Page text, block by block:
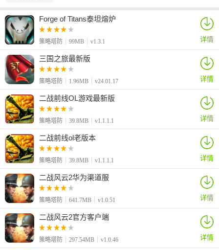
Forge of Titans泰坦熔炉
策略塔防 99MB v1.3.1 详情
三国之旅最新版
策略塔防 1.96MB v24.01.17 详情
二战前线OL游戏最新版
策略塔防 39.8MB v1.1.1.1 详情
二战前线ol老版本
策略塔防 39.8MB v1.1.1.1 详情
二战风云2华为渠道服
策略塔防 641.7MB v1.0.51 详情
二战风云2官方客户端
策略塔防 297.54MB v1.0.46 详情